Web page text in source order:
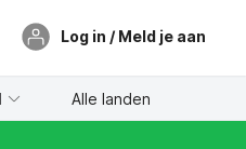
Log in / Meld je aan
Alle landen